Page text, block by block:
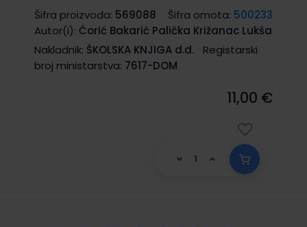
Šifra proizvoda: 569088 Šifra omota: 500233
Autor(i): Ćorić Bakarić Palička Križanac Lukša
Nakladnik: ŠKOLSKA KNJIGA d.d.
Registarski
broj ministarstva: 7617-DOM
11,00 €